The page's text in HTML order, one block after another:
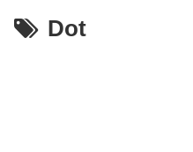
Dot